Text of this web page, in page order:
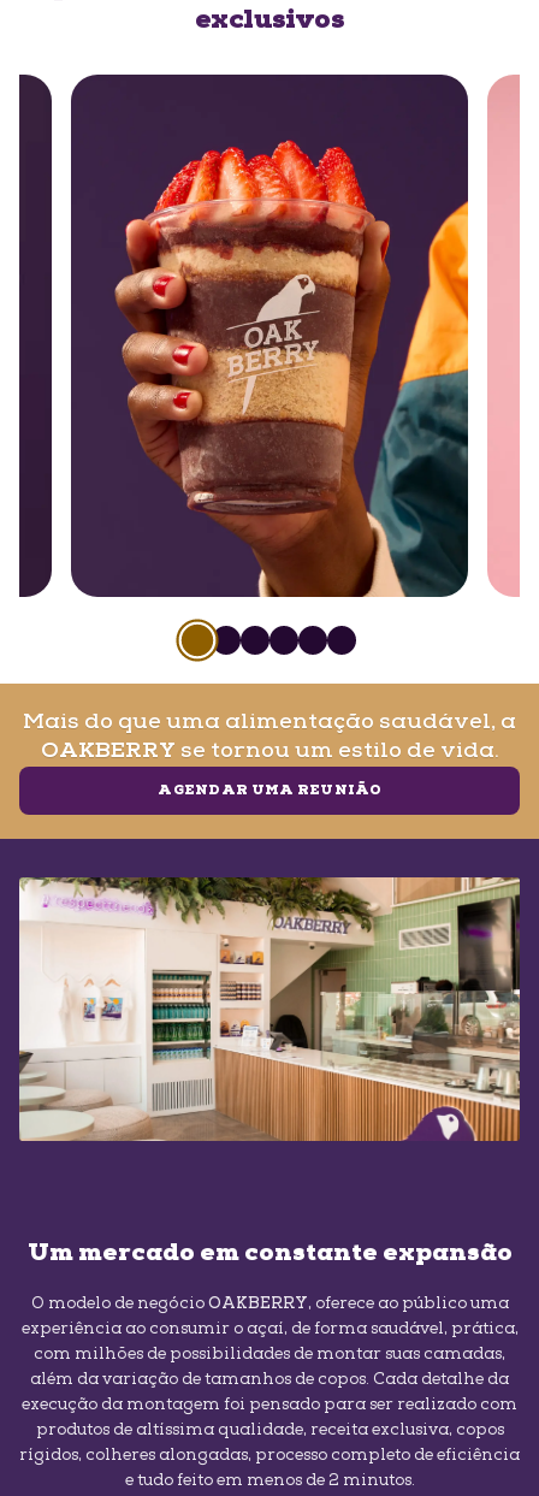
exclusivos
Slide1of6
Slide1of6
Slide1of6
Slide1of
SlideSlide
Mais do que uma alimentação saudável, a
OAKBERRY se tornou um estilo de vida.
AGENDAR UMA REUNIÃO
Um mercado em constante expansão
O modelo de negócio OAKBERRY, oferece ao público uma
experiência ao consumir o açaí, de forma saudável, prática,
com milhões de possibilidades de montar suas camadas,
além da variação de tamanhos de copos. Cada detalhe da
execução da montagem foi pensado para ser realizado com
produtos de altíssima qualidade, receita exclusiva, copos
rígidos, colheres alongadas, processo completo de eficiência
e tudo feito em menos de 2 minutos.